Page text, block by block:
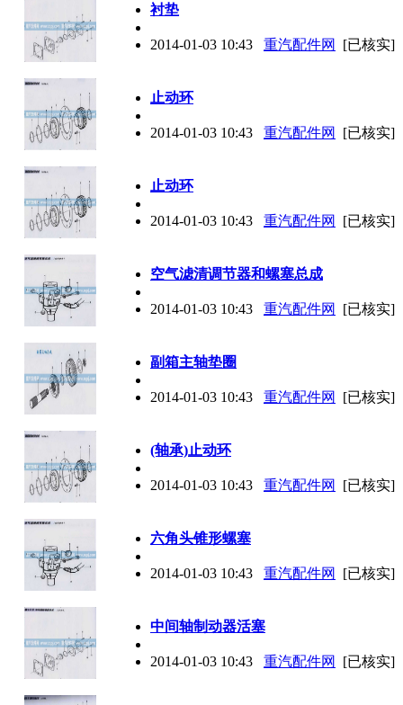
衬垫
2014-01-03 10:43 重汽配件网 [已核实]
止动环
2014-01-03 10:43 重汽配件网 [已核实]
止动环
2014-01-03 10:43 重汽配件网 [已核实]
空气滤清调节器和螺塞总成
2014-01-03 10:43 重汽配件网 [已核实]
副箱主轴垫圈
2014-01-03 10:43 重汽配件网 [已核实]
(轴承)止动环
2014-01-03 10:43 重汽配件网 [已核实]
六角头锥形螺塞
2014-01-03 10:43 重汽配件网 [已核实]
中间轴制动器活塞
2014-01-03 10:43 重汽配件网 [已核实]